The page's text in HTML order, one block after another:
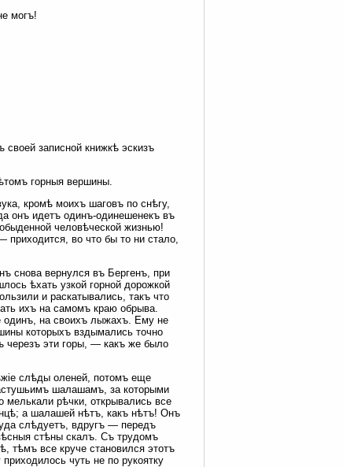
могъ!
записной книжкѣ эскизъ
горныя вершины.
кромѣ моихъ шаговъ по снѣгу,
онъ идетъ одинъ-одинешенекъ въ
человѣческой жизнью!
во что бы то ни стало,
снова вернулся въ Бергенъ, при
ѣхать узкой горной дорожкой
и раскатывались, такъ что
ихъ на самомъ краю обрыва.
одинъ, на своихъ лыжахъ. Ему не
которыхъ вздымались точно
черезъ эти горы, — какъ же было
слѣды оленей, потомъ еще
шалашамъ, за которыми
рѣчки, открывались все
а шалашей нѣтъ, какъ нѣтъ! Онъ
слѣдуетъ, вдругъ — передъ
стѣны скалъ. Съ трудомъ
тѣмъ все круче становился этотъ
чуть не по рукоятку